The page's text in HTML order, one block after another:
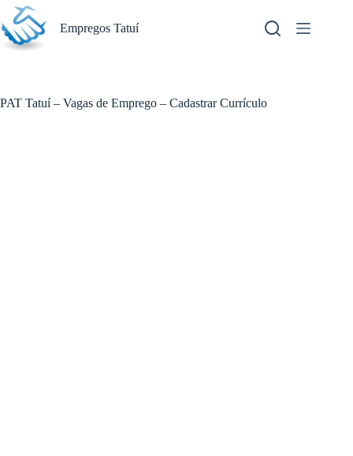
Pular
para
o
conteúdo
Empregos Tatuí
PAT Tatuí – Vagas de Emprego – Cadastrar Currículo